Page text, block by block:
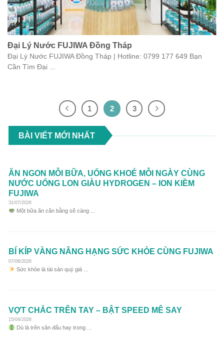
Đại Lý Nước FUJIWA Đồng Tháp
Đại Lý Nước FUJIWA Đồng Tháp | Hotline: 0799 177 649 Bạn
Cần Tìm Đại ...
1 2 3
BÀI VIẾT MỚI NHẤT
ĂN NGON MỖI BỮA, UỐNG KHOẺ MỖI NGÀY CÙNG
NƯỚC UỐNG LON GIÀU HYDROGEN – ION KIỀM
FUJIWA
31/07/2026
Một bữa ăn cân bằng sẽ càng ...
BÍ KÍP VÀNG NÂNG HẠNG SỨC KHỎE CÙNG FUJIWA
07/06/2026
Sức khỏe là tài sản quý giá ...
VỢT CHẮC TRÊN TAY – BẬT SPEED MÊ SAY
15/04/2026
Dù là trên sân đấu hay trong ...